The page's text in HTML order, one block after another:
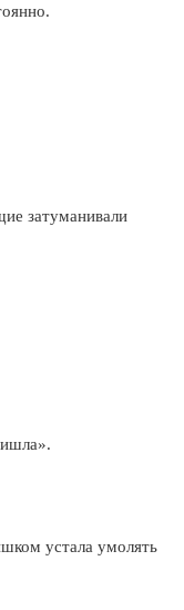
затуманивали
устала умолять